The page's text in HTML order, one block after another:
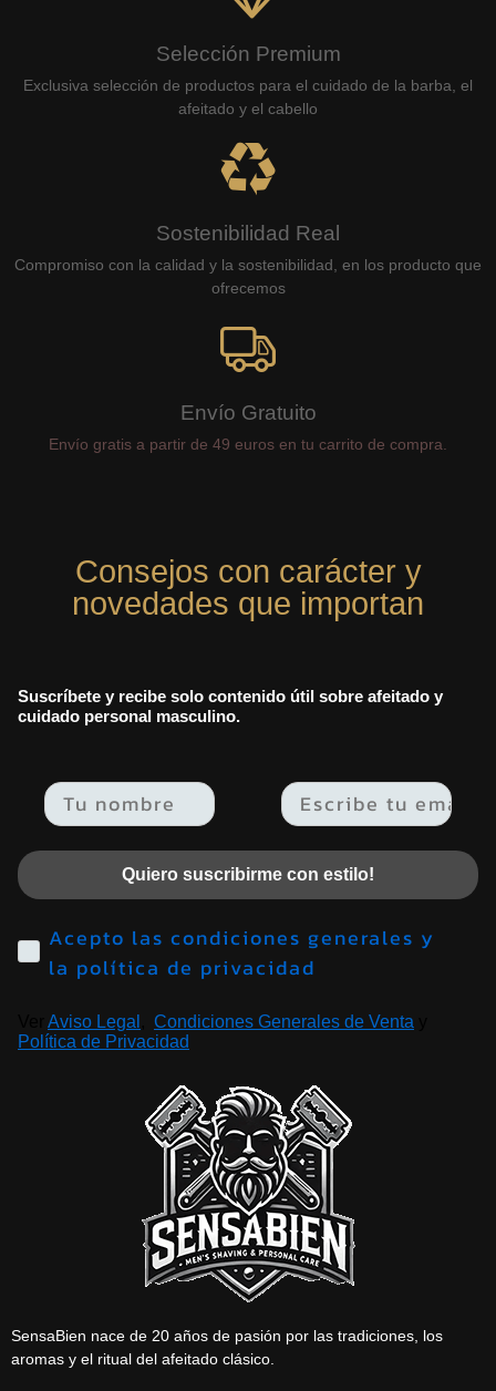
Selección Premium
Exclusiva selección de productos para el cuidado de la barba, el
afeitado y el cabello
Sostenibilidad Real
Compromiso con la calidad y la sostenibilidad, en los producto que
ofrecemos
Envío Gratuito
Envío gratis a partir de 49 euros en tu carrito de compra.
Consejos con carácter y
novedades que importan
Suscríbete y recibe solo contenido útil sobre afeitado y
cuidado personal masculino.
Email
Quiero suscribirme con estilo!
Acepto las condiciones generales y
la política de privacidad
Aviso Legal Condiciones Generales de Venta
Política de Privacidad
SensaBien nace de 20 años de pasión por las tradiciones, los
aromas y el ritual del afeitado clásico.